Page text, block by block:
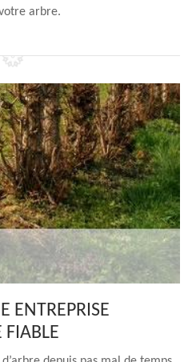
arbre.
ENTREPRISE
FIABLE